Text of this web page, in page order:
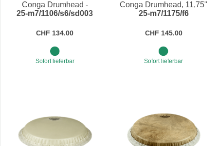
Conga Drumhead -
Calfskin 11"
25-m7/1106/s6/sd003
CHF 134.00
Sofort lieferbar
Conga Drumhead, 11,75"
25-m7/1175/f6
CHF 145.00
Sofort lieferbar